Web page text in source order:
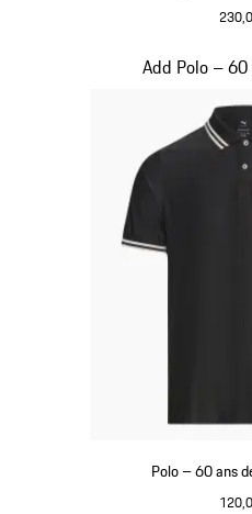
Polo – 60 ans
Add Polo –
Diapositive 8 sur 20